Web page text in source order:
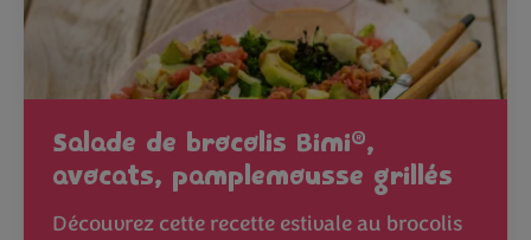
Salade de brocolis Bimi®,
avocats, pamplemousse grillés
Découvrez cette recette estivale au brocolis